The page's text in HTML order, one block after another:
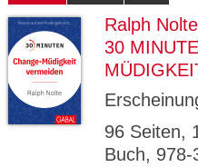
Ralph Nolte
30
96 Seiten,
Buch,